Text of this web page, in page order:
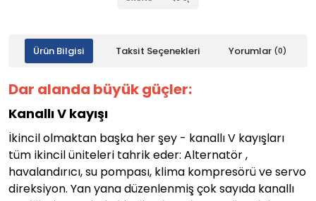
Ürün Bilgisi Taksit Seçenekleri Yorumlar (0)
Dar alanda büyük güçler:
Kanallı V kayışı
İkincil olmaktan başka her şey - kanallı V kayışları
tüm ikincil üniteleri tahrik eder: Alternatör ,
havalandırıcı, su pompası, klima kompresörü ve servo
direksiyon. Yan yana düzenlenmiş çok sayıda kanallı